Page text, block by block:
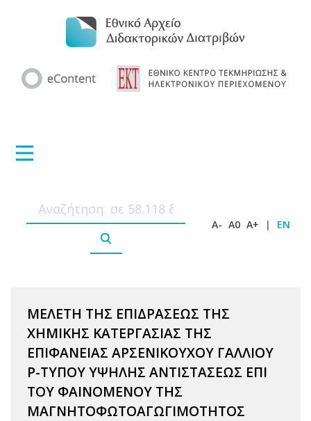
A- A0 A+ | EN
ΜΕΛΕΤΗ ΤΗΣ ΕΠΙΔΡΑΣΕΩΣ ΤΗΣ
ΧΗΜΙΚΗΣ ΚΑΤΕΡΓΑΣΙΑΣ ΤΗΣ
ΕΠΙΦΑΝΕΙΑΣ ΑΡΣΕΝΙΚΟΥΧΟΥ ΓΑΛΛΙΟΥ
Ρ-ΤΥΠΟΥ ΥΨΗΛΗΣ ΑΝΤΙΣΤΑΣΕΩΣ ΕΠΙ
ΤΟΥ ΦΑΙΝΟΜΕΝΟΥ ΤΗΣ
ΜΑΓΝΗΤΟΦΩΤΟΑΓΩΓΙΜΟΤΗΤΟΣ